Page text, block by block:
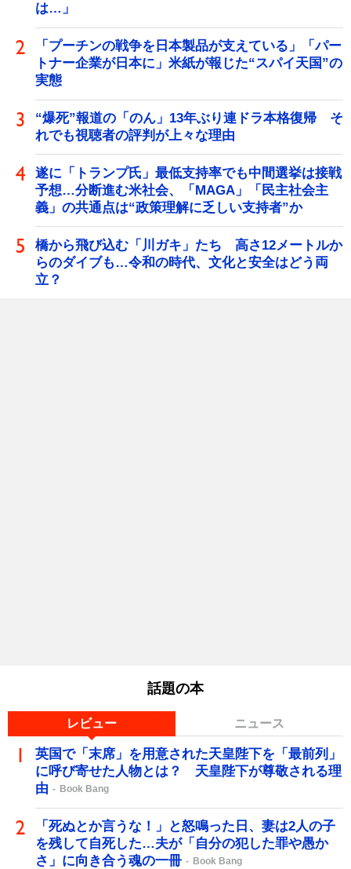
は…」
「プーチンの戦争を日本製品が支えている」「パー
トナー企業が日本に」米紙が報じた“スパイ天国”の
実態
“爆死”報道の「のん」13年ぶり連ドラ本格復帰 そ
れでも視聴者の評判が上々な理由
遂に「トランプ氏」最低支持率でも中間選挙は接戦
予想…分断進む米社会、「MAGA」「民主社会主
義」の共通点は“政策理解に乏しい支持者”か
橋から飛び込む「川ガキ」たち 高さ12メートルか
らのダイブも…令和の時代、文化と安全はどう両
立？
話題の本
レビュー ニュース
英国で「末席」を用意された天皇陛下を「最前列」
に呼び寄せた人物とは？ 天皇陛下が尊敬される理
由
Book Bang
「死ぬとか言うな！」と怒鳴った日、妻は2人の子
を残して自死した…夫が「自分の犯した罪や愚か
さ」に向き合う魂の一冊
Book Bang